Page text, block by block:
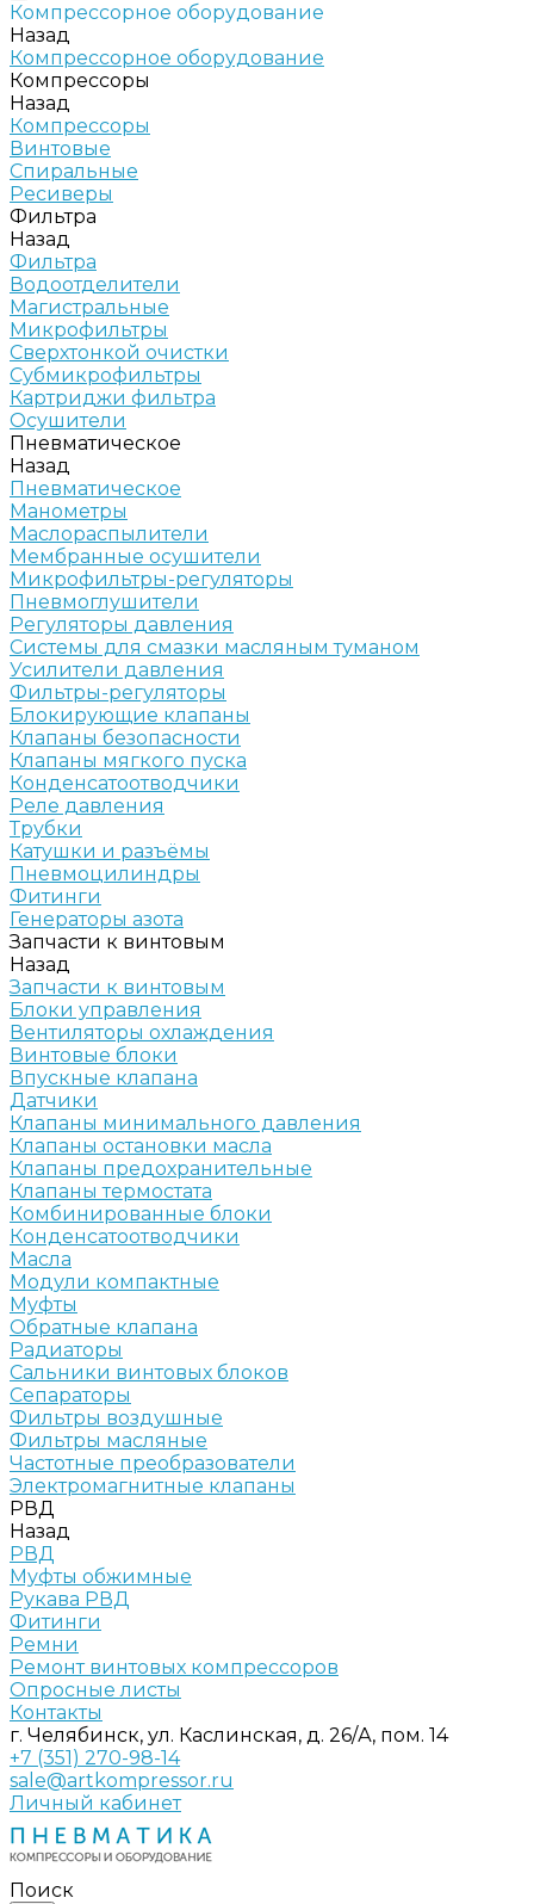
Компрессорное оборудование
Назад
Компрессорное оборудование
Компрессоры
Назад
Компрессоры
Винтовые
Спиральные
Ресиверы
Фильтра
Назад
Фильтра
Водоотделители
Магистральные
Микрофильтры
Сверхтонкой очистки
Субмикрофильтры
Картриджи фильтра
Осушители
Пневматическое
Назад
Пневматическое
Манометры
Маслораспылители
Мембранные осушители
Микрофильтры-регуляторы
Пневмоглушители
Регуляторы давления
Системы для смазки масляным туманом
Усилители давления
Фильтры-регуляторы
Блокирующие клапаны
Клапаны безопасности
Клапаны мягкого пуска
Конденсатоотводчики
Реле давления
Трубки
Катушки и разъёмы
Пневмоцилиндры
Фитинги
Генераторы азота
Запчасти к винтовым
Назад
Запчасти к винтовым
Блоки управления
Вентиляторы охлаждения
Винтовые блоки
Впускные клапана
Датчики
Клапаны минимального давления
Клапаны остановки масла
Клапаны предохранительные
Клапаны термостата
Комбинированные блоки
Конденсатоотводчики
Масла
Модули компактные
Муфты
Обратные клапана
Радиаторы
Сальники винтовых блоков
Сепараторы
Фильтры воздушные
Фильтры масляные
Частотные преобразователи
Электромагнитные клапаны
РВД
Назад
РВД
Муфты обжимные
Рукава РВД
Фитинги
Ремни
Ремонт винтовых компрессоров
Опросные листы
Контакты
г. Челябинск, ул. Каслинская, д. 26/А, пом. 14
+7 (351) 270-98-14
sale@artkompressor.ru
Личный кабинет
Поиск